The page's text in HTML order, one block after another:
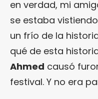
en verdad, mi
se estaba
un frío de la
qué de esta
Ahmed causó
festival. Y no era